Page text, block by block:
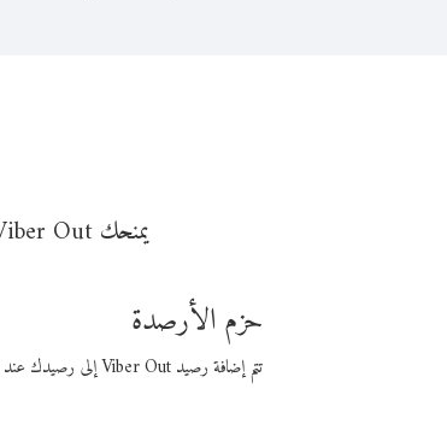
يمنحك Viber Out المزيد من وقت المكالمة مقابل تكلفة أقل من المال. اختر من أحد خيارات الاتصال المرنة ذات السعر المنخفض:
حزم الأرصدة
تتم إضافة رصيد Viber Out إلى رصيدك عند شراء أي مبلغ. باستخدام رصيدك، يمكنك إجراء مكالمات إلى أي رقم في العالم بأسعار فايبر المنخفضة.